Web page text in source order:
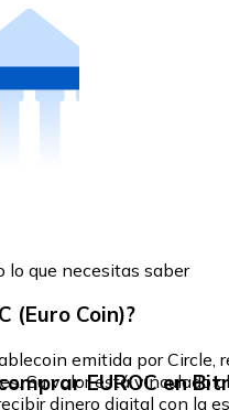
lo que necesitas saber
(Euro Coin)?
emitida por Circle,
Su valor está vinculado
dinero digital con la
EUROC en